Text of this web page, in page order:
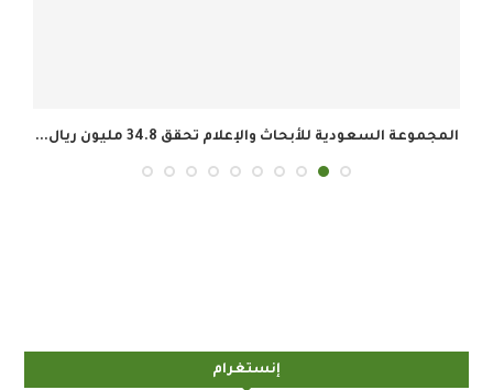
المجموعة السعودية للأبحاث والإعلام تحقق 34.8 مليون ريال...
إنستغرام